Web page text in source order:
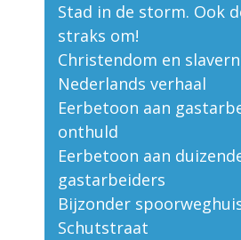
Stad in de storm. Ook
straks om!
Christendom en
Nederlands verhaal
Eerbetoon aan
onthuld
Eerbetoon aan
gastarbeiders
Bijzonder
Schutstraat